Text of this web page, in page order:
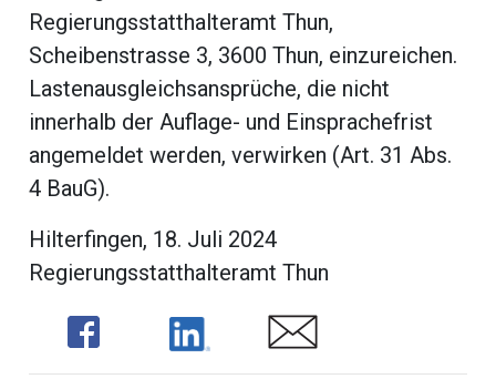
Regierungsstatthalteramt Thun,
Scheibenstrasse 3, 3600 Thun, einzureichen.
Lastenausgleichsansprüche, die nicht
innerhalb der Auflage- und Einsprachefrist
angemeldet werden, verwirken (Art. 31 Abs.
4 BauG).
Hilterfingen, 18. Juli 2024
Regierungsstatthalteramt Thun
Share Share Share